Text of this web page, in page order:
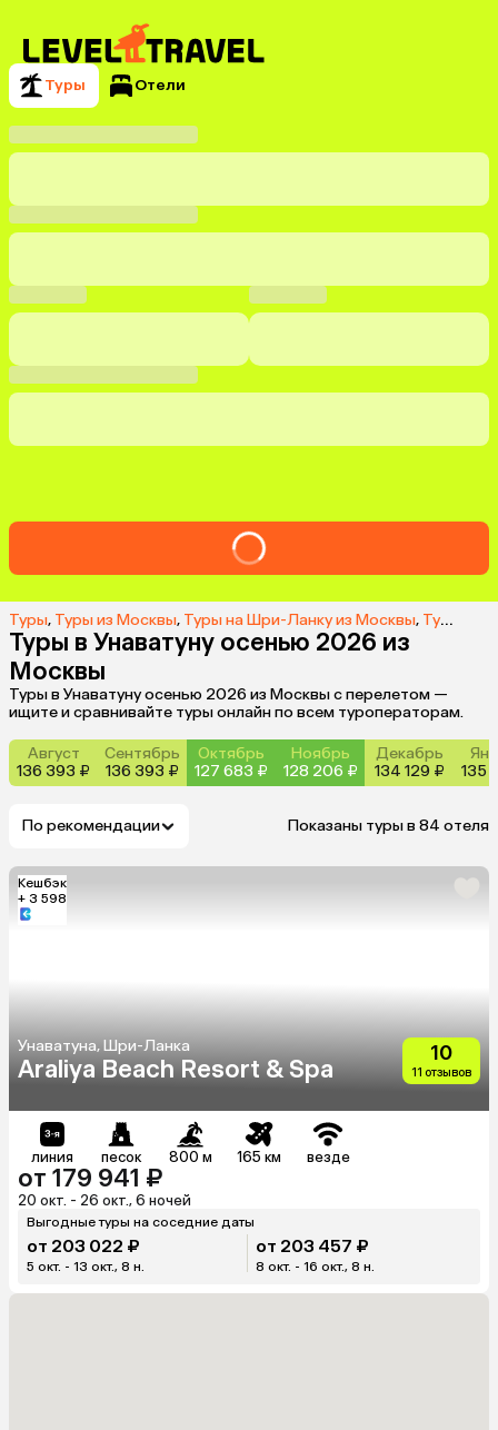
Туры Отели
Туры, Туры из Москвы, Туры на Шри-Ланку из Москвы, Туры в Унаватуну из Москвы
Туры в Унаватуну осенью 2026 из
Москвы
Туры в Унаватуну осенью 2026 из Москвы с перелетом —
ищите и сравнивайте туры онлайн по всем туроператорам.
Август
136 393 ₽
Сентябрь
136 393 ₽
Октябрь
127 683 ₽
Ноябрь
128 206 ₽
Декабрь
134 129 ₽
135
По рекомендации Показаны туры в 84 отеля
Кешбэк
+ 3 598
Унаватуна, Шри-Ланка
Araliya Beach Resort & Spa
10
11 отзывов
линия песок 800 м 165 км везде
от 179 941 ₽
20 окт. - 26 окт., 6 ночей
Выгодные туры на соседние даты
от 203 022 ₽
5 окт. - 13 окт., 8 н.
от 203 457 ₽
8 окт. - 16 окт., 8 н.